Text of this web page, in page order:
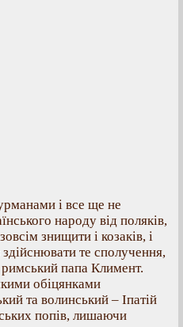
і все ще не
народу від поляків,
знищити і козаків, і
те сполучення,
папа Климент.
обіцянками
та волинський – Іпатій
попів, лишаючи